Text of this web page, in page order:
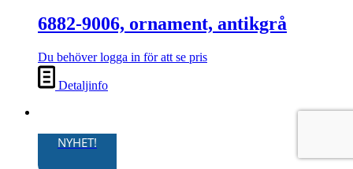
6882-9006, ornament, antikgrå
Du behöver logga in för att se pris
Detaljinfo
NYHET!